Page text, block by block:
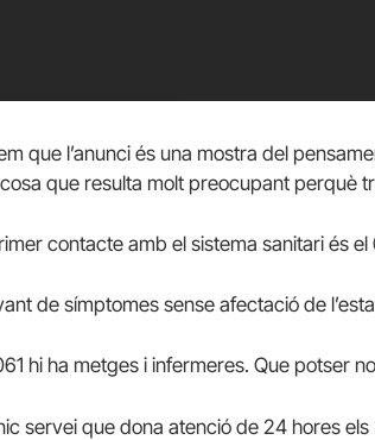
que l’anunci és una mostra del
que resulta molt preocupant perquè
contacte amb el sistema sanitari és el
de símptomes sense afectació de
hi ha metges i infermeres. Que potser
servei que dona atenció de 24 hores els